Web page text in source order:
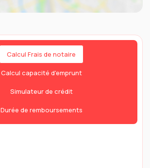
Calcul Frais de notaire
Calcul capacité d'emprunt
Simulateur de crédit
Durée de remboursements